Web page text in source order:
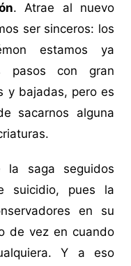
. Atrae al nuevo
ser sinceros: los
estamos ya
pasos con gran
y bajadas, pero es
sacarnos alguna
saga seguidos
suicidio, pues la
en su
de vez en cuando
Y a eso